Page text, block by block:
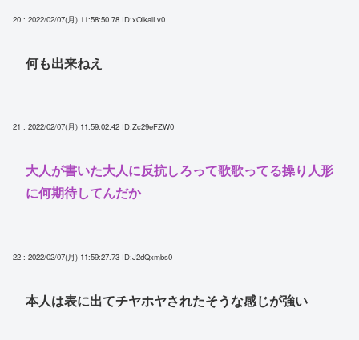
20 : 2022/02/07(月) 11:58:50.78 ID:xOikalLv0
何も出来ねえ
21 : 2022/02/07(月) 11:59:02.42 ID:Zc29eFZW0
大人が書いた大人に反抗しろって歌歌ってる操り人形
に何期待してんだか
22 : 2022/02/07(月) 11:59:27.73 ID:J2dQxmbs0
本人は表に出てチヤホヤされたそうな感じが強い